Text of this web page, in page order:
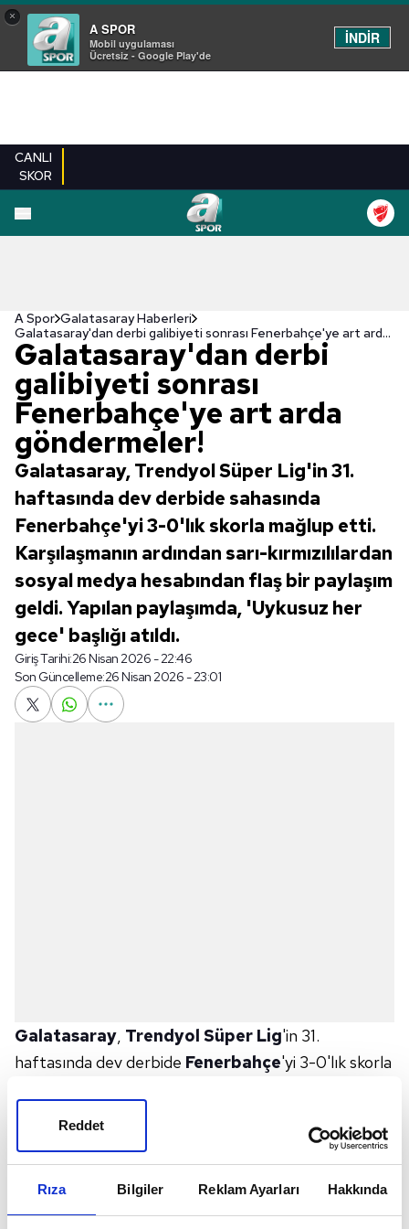
Rıza Bilgiler Reklam Ayarları Hakkında
Reddet
×
A SPOR
Mobil uygulaması
Ücretsiz - Google Play'de
İNDİR
CANLI
SKOR
A Spor Galatasaray Haberleri
Galatasaray'dan derbi galibiyeti sonrası Fenerbahçe'ye art arda göndermeler!
Galatasaray'dan derbi
galibiyeti sonrası
Fenerbahçe'ye art arda
göndermeler!
Galatasaray, Trendyol Süper Lig'in 31.
haftasında dev derbide sahasında
Fenerbahçe'yi 3-0'lık skorla mağlup etti.
Karşılaşmanın ardından sarı-kırmızılılardan
sosyal medya hesabından flaş bir paylaşım
geldi. Yapılan paylaşımda, 'Uykusuz her
gece' başlığı atıldı.
Giriş Tarihi:26 Nisan 2026 - 22:46
Son Güncelleme:26 Nisan 2026 - 23:01
Galatasaray, Trendyol Süper Lig'in 31.
haftasında dev derbide Fenerbahçe'yi 3-0'lık skorla
RAMS Park'ta oynanan kritik mücadelenin ardından
sarı-kırmızılılardan sosyal medya hesabından arka
arkaya paylaşımlar yaptı.